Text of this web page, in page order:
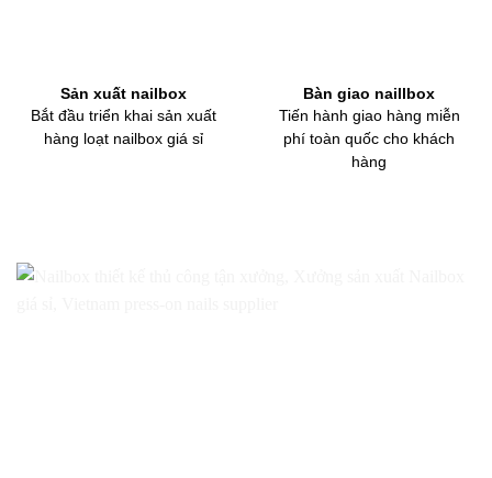
Sản xuất nailbox
Bắt đầu triển khai sản xuất
hàng loạt nailbox giá sỉ
Bàn giao naillbox
Tiến hành giao hàng miễn
phí toàn quốc cho khách
hàng